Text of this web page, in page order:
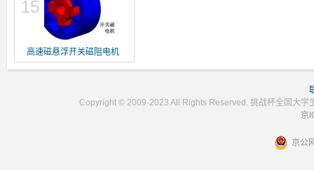
15
高速磁悬浮开关磁阻电机
Copyright © 2009-2023 All Rights Reserved. 挑战杯全国大学
京
京公